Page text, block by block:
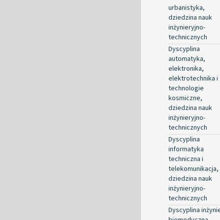
urbanistyka,
dziedzina nauk
inżynieryjno-
technicznych
Dyscyplina
automatyka,
elektronika,
elektrotechnika i
technologie
kosmiczne,
dziedzina nauk
inżynieryjno-
technicznych
Dyscyplina
informatyka
techniczna i
telekomunikacja,
dziedzina nauk
inżynieryjno-
technicznych
Dyscyplina